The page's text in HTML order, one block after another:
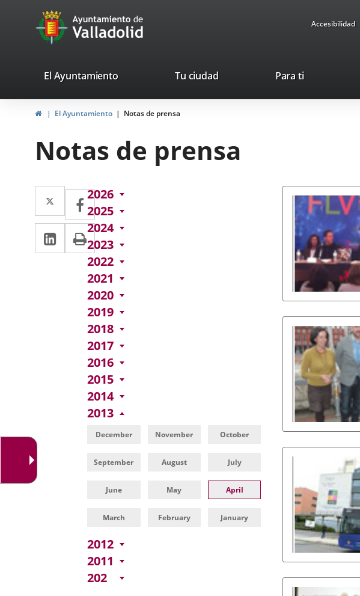
Portal
Web
Ayuntamiento
de
Accesibilidad
valladolid.es
El Ayuntamiento Tu ciudad Para ti
HomeEl Ayuntamiento Notas de prensa
Notas de prensa
Twitter
Enlace
a
una
aplicación
externa.
Facebook
Enlace
a
una
aplicación
externa.
Linkedin
Enlace
a
aplicación
externa.
Print
2026
2025
2024
2023
2022
2021
2020
2019
2018
2017
2016
2015
2014
2013
December November October
September August July
June May April
March February January
2012
2011
202
la
noticia
la
noticia
la
noticia